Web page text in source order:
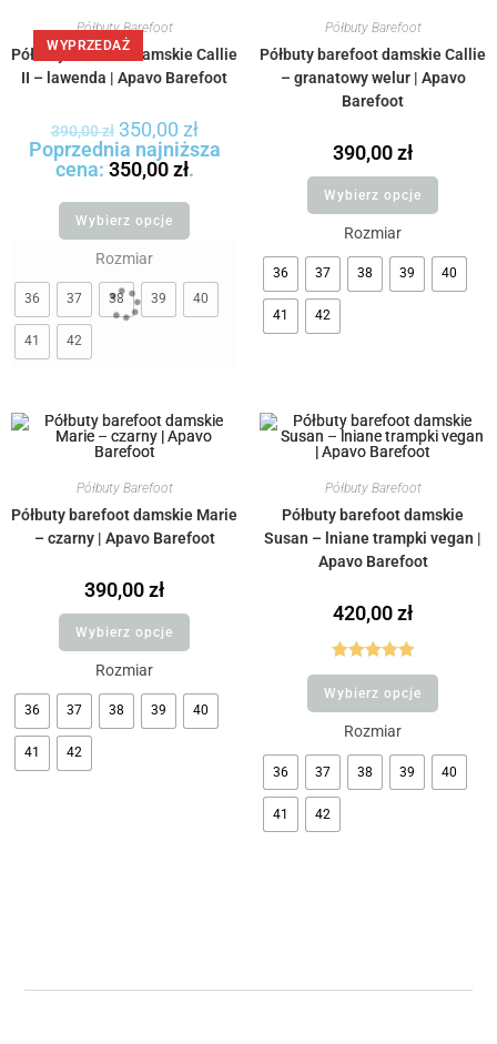
WYPRZEDAŻ
Półbuty Barefoot
Półbuty barefoot damskie Callie
II – lawenda | Apavo Barefoot
390,00zł 350,00 zł
Poprzednia najniższa
cena: 350,00zł.
Wybierz opcje
Rozmiar
36 37 38 39 40
41 42
Półbuty Barefoot
Półbuty barefoot damskie Callie
– granatowy welur | Apavo
Barefoot
390,00zł
Wybierz opcje
Rozmiar
36 37 38 39 40
41 42
Półbuty Barefoot
Półbuty barefoot damskie Marie
– czarny | Apavo Barefoot
390,00zł
Wybierz opcje
Rozmiar
36 37 38 39 40
41 42
Półbuty Barefoot
Półbuty barefoot damskie
Susan – lniane trampki vegan |
Apavo Barefoot
420,00zł
Oceniono
5.00na 5
Wybierz opcje
Rozmiar
36 37 38 39 40
41 42